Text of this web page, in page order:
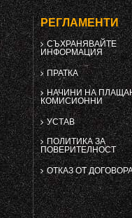
РЕГЛАМЕНТИ
СЪХРАНЯВАЙТЕ
ИНФОРМАЦИЯ
ПРАТКА
НАЧИНИ НА
КОМИСИОННИ
УСТАВ
ПОЛИТИКА ЗА
ПОВЕРИТЕЛНОСТ
ОТКАЗ ОТ